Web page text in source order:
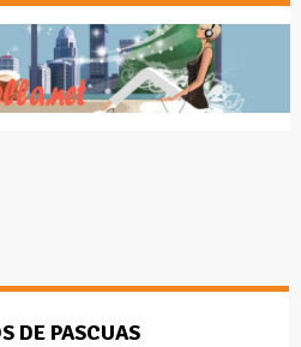
DE PASCUAS